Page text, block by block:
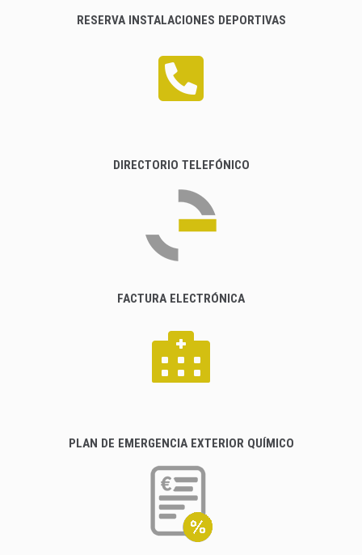
RESERVA INSTALACIONES DEPORTIVAS
DIRECTORIO TELEFÓNICO
FACTURA ELECTRÓNICA
PLAN DE EMERGENCIA EXTERIOR QUÍMICO